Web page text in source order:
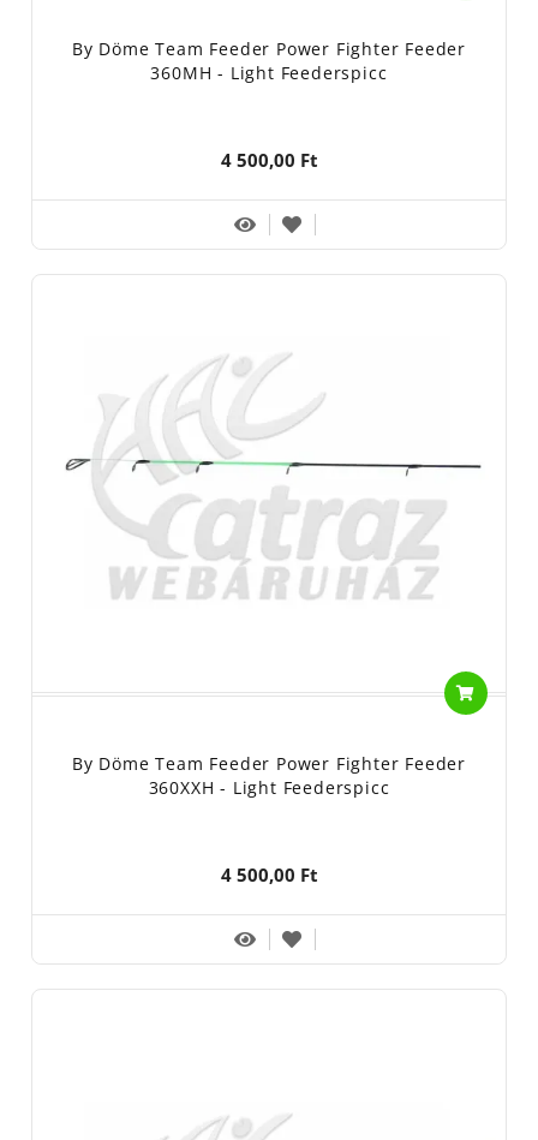
By Döme Team Feeder Power Fighter Feeder
360MH - Light Feederspicc
4 500,00 Ft
By Döme Team Feeder Power Fighter Feeder
360XXH - Light Feederspicc
4 500,00 Ft